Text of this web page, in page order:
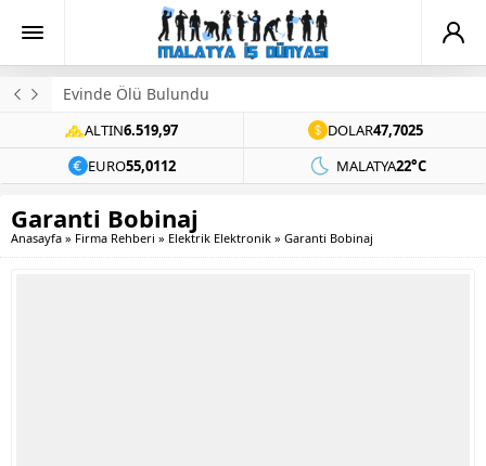
Evinde Ölü Bulundu
ALTIN6.519,97 DOLAR47,7025
EURO55,0112 MALATYA22°C
Garanti Bobinaj
Anasayfa » Firma Rehberi » Elektrik Elektronik » Garanti Bobinaj